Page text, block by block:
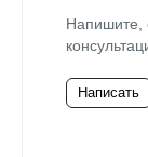
Напишите,
Написать